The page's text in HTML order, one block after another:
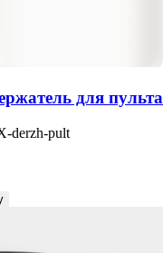
для пульта
derzh-pult